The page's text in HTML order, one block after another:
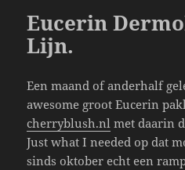
Eucerin
Lijn.
Een maand of anderhalf
awesome groot Eucerin
cherryblush.nl met daarin
Just what I needed op dat
sinds oktober echt een